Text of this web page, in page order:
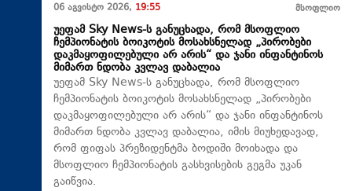
06 აგვისტო 2026, 19:55 მსოფლიო
უეფამ Sky News-ს განუცხადა, რომ მსოფლიო
ჩემპიონატის ბოიკოტის მოსახსნელად „პირობები
დაკმაყოფილებული არ არის“ და ჯანი ინფანტინოს
მიმართ ნდობა კვლავ დაბალია
უეფამ Sky News-ს განუცხადა, რომ მსოფლიო
ჩემპიონატის ბოიკოტის მოსახსნელად „პირობები
დაკმაყოფილებული არ არის“ და ჯანი ინფანტინოს
მიმართ ნდობა კვლავ დაბალია, იმის მიუხედავად,
რომ ფიფას პრეზიდენტმა ბოდიში მოიხადა და
მსოფლიო ჩემპიონატის გასხვისების გეგმა უკან
გაიწვია.